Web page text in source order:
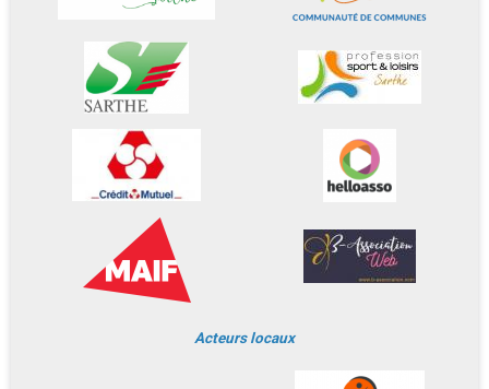
Acteurs locaux